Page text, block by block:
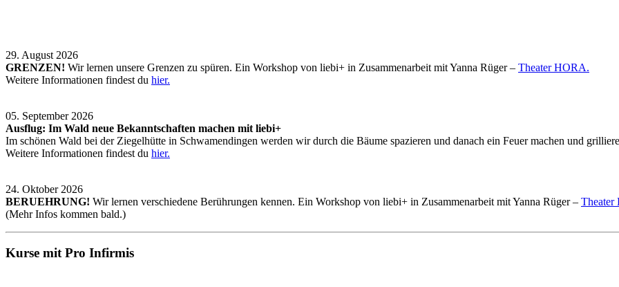
29. August 2026
GRENZEN! Wir lernen unsere Grenzen zu spüren. Ein Workshop von liebi+ in Zusammenarbeit mit Yanna Rüger – TheaterHORA.
Weitere Informationen findest du hier.
05. September 2026
Ausflug: Im Wald neue Bekanntschaften machen mit liebi+
Im schönen Wald bei der Ziegelhütte in Schwamendingen werden wir durch die Bäume spazieren und danach ein Feuer machen und
Weitere Informationen findest du hier.
24. Oktober 2026
BERUEHRUNG! Wir lernen verschiedene Berührungen kennen. Ein Workshop von liebi+ in Zusammenarbeit mit Yanna Rüger – Theater
(Mehr Infos kommen bald.)
Kurse mit Pro Infirmis